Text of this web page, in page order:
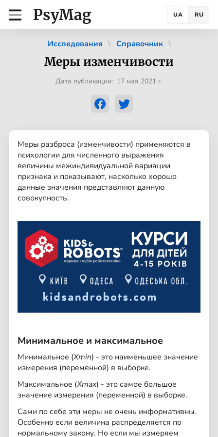
PsyMag UA RU
Исследования Справочник
Меры изменчивости
Дата публикации: 17 мая 2021 г.
Меры разброса (изменчивости) применяются в
психологии для численного выражения
величины межиндивидуальной вариации
признака и показывают, насколько хорошо
данные значения представляют данную
совокупность.
Минимальное и максимальное
Минимальное (Xmin) - это наименьшее значение
измерения (переменной) в выборке.
Максимальное (Xmax) - это самое большое
значение измерения (переменной) в выборке.
Сами по себе эти меры не очень информативны.
Особенно если величина распределяется по
нормальному закону. Но если мы измеряем